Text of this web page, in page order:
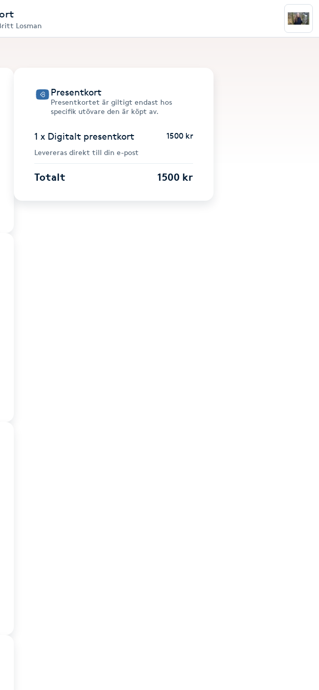
Losman
Presentkort
Presentkortet är giltigt endast hos
specifik utövare den är köpt av.
1 x Digitalt presentkort 1500 kr
Levereras direkt till din e-post
Totalt 1500 kr